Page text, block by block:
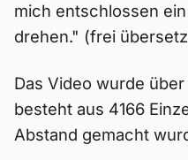
mich entschlossen
drehen." (frei
Das Video wurde
besteht aus 4166
Abstand gemacht